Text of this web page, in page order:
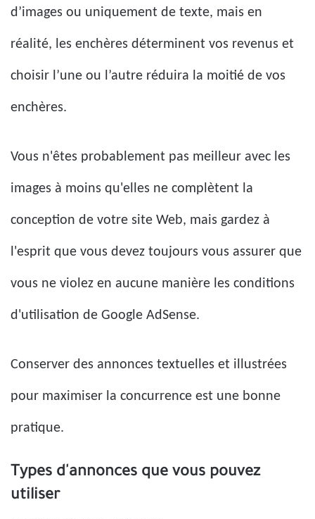
d’images ou uniquement de texte, mais en
réalité, les enchères déterminent vos revenus et
choisir l’une ou l’autre réduira la moitié de vos
enchères.
Vous n'êtes probablement pas meilleur avec les
images à moins qu'elles ne complètent la
conception de votre site Web, mais gardez à
l'esprit que vous devez toujours vous assurer que
vous ne violez en aucune manière les conditions
d'utilisation de Google AdSense.
Conserver des annonces textuelles et illustrées
pour maximiser la concurrence est une bonne
pratique.
Types d'annonces que vous pouvez
utiliser